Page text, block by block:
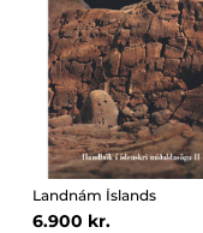
Landnám Íslands
6.900 kr.